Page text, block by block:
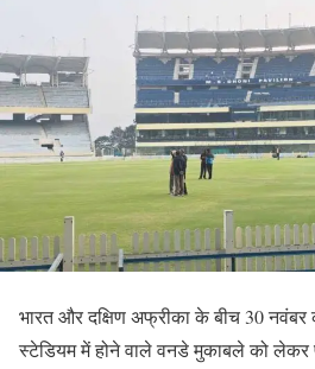
भारत और दक्षिण अफ्रीका के बीच 30
स्टेडियम में होने वाले वनडे मुकाबले को